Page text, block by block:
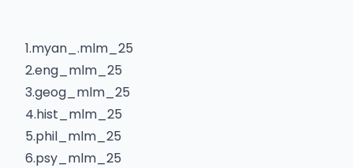
1.myan_.mlm_25
2.eng_mlm_25
3.geog_mlm_25
4.hist_mlm_25
5.phil_mlm_25
6.psy_mlm_25